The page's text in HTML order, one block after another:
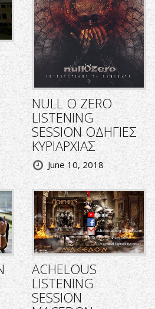
NULL O ZERO
LISTENING
SESSION ΟΔΗΓΙΕΣ
ΚΥΡΙΑΡΧΙΑΣ
June 10, 2018
ACHELOUS
LISTENING
SESSION